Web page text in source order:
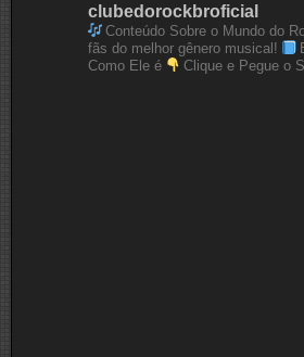
clubedorockbroficial
Conteúdo Sobre o Mundo do
fãs do melhor gênero musical!
Como Ele é
Clique e Pegue o